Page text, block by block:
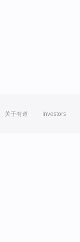
关于有道 Investors